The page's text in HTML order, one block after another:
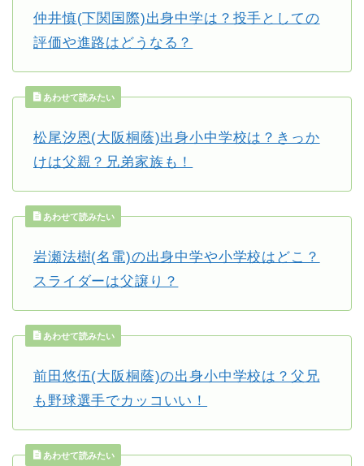
仲井慎(下関国際)出身中学は？投手としての
評価や進路はどうなる？
あわせて読みたい
松尾汐恩(大阪桐蔭)出身小中学校は？きっか
けは父親？兄弟家族も！
あわせて読みたい
岩瀬法樹(名電)の出身中学や小学校はどこ？
スライダーは父譲り？
あわせて読みたい
前田悠伍(大阪桐蔭)の出身小中学校は？父兄
も野球選手でカッコいい！
あわせて読みたい